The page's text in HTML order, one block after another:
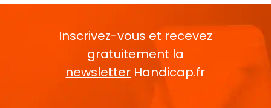
Inscrivez-vous et recevez
gratuitement la
newsletter Handicap.fr